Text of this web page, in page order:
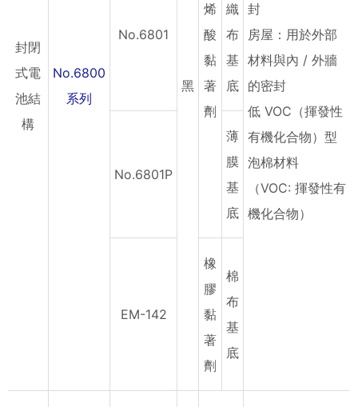
封閉
式電
池結
構
No.6800
系列
黑
封
房屋：用於外部
材料與內 / 外牆
的密封
低 VOC（揮發性
有機化合物）型
泡棉材料
（VOC: 揮發性有
機化合物）
烯
酸
黏
著
劑
No.6801
織
布
基
底
No.6801P
薄
膜
基
底
EM-142
橡
膠
黏
著
劑
棉
布
基
底